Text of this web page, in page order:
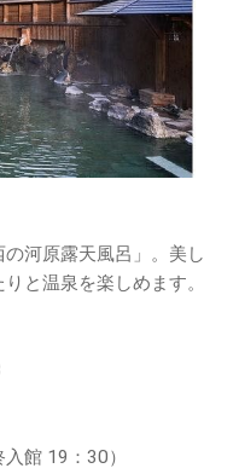
河原露天風呂」。美し
と温泉を楽しめます。
館 19：30）